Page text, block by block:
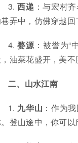
3.西递 ：与宏村
弄中，仿佛穿越回
4.婺源 ：被誉为
油菜花盛开，美不
二、山水江南
1. 九华山 ：作为
登山途中，你可以